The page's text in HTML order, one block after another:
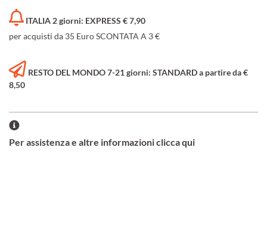
ITALIA 2 giorni: EXPRESS € 7,90
per acquisti da 35 Euro SCONTATA A 3 €
RESTO DEL MONDO 7-21 giorni: STANDARD a partire da €
8,50
Per assistenza e altre informazioni clicca qui